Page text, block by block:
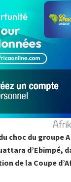
choc du groupe
d’Ebimpé,
de la Coupe